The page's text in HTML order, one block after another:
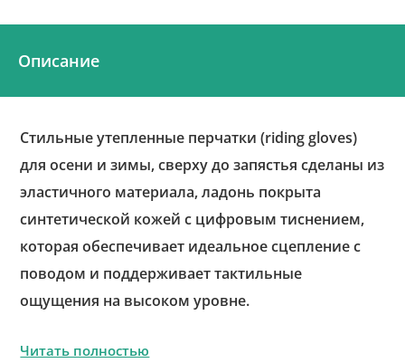
Описание
Стильные утепленные перчатки (riding gloves)
для осени и зимы, сверху до запястья сделаны из
эластичного материала, ладонь покрыта
синтетической кожей с цифровым тиснением,
которая обеспечивает идеальное сцепление с
поводом и поддерживает тактильные
ощущения на высоком уровне.
Читать полностью